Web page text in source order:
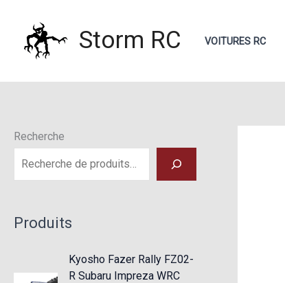
contenu
Storm RC VOITURES RC
Recherche
Produits
Kyosho Fazer Rally FZ02-
R Subaru Impreza WRC